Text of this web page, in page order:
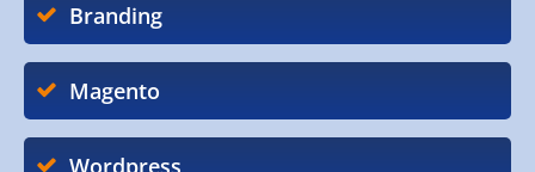
Branding
Magento
Wordpress